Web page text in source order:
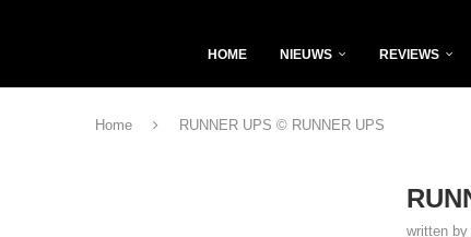
HOME NIEUWS REVIEWS
Home RUNNER UPS © RUNNER UPS
written by